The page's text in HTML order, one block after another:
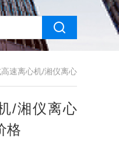
速离心机/湘仪离心
WS高速离心机价格
/湘仪离心
格